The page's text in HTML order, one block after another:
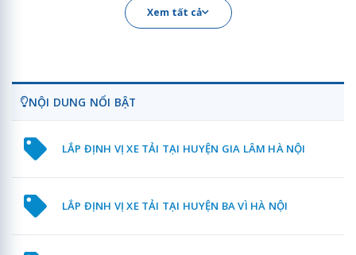
Xem tất cả
NỘI DUNG NỔI BẬT
LẮP ĐỊNH VỊ XE TẢI TẠI HUYỆN GIA LÂM HÀ NỘI
LẮP ĐỊNH VỊ XE TẢI TẠI HUYỆN BA VÌ HÀ NỘI